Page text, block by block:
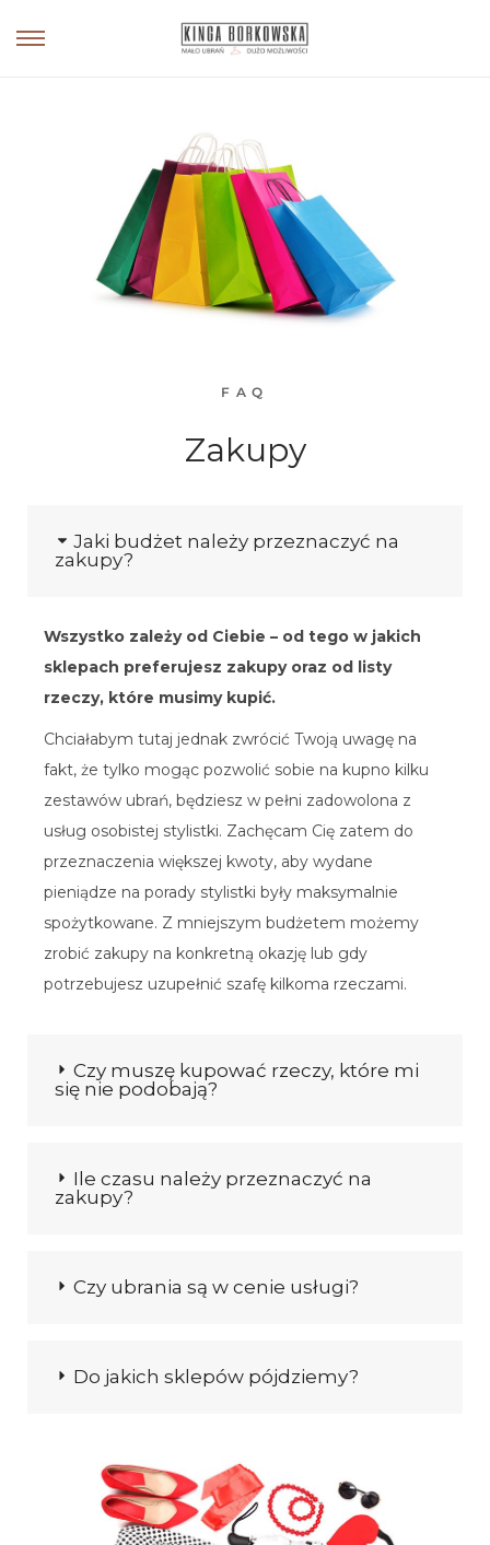
FAQ
Zakupy
Jaki budżet należy przeznaczyć na
zakupy?
Wszystko zależy od Ciebie – od tego w jakich
sklepach preferujesz zakupy oraz od listy
rzeczy, które musimy kupić.
Chciałabym tutaj jednak zwrócić Twoją uwagę na
fakt, że tylko mogąc pozwolić sobie na kupno kilku
zestawów ubrań, będziesz w pełni zadowolona z
usług osobistej stylistki. Zachęcam Cię zatem do
przeznaczenia większej kwoty, aby wydane
pieniądze na porady stylistki były maksymalnie
spożytkowane. Z mniejszym budżetem możemy
zrobić zakupy na konkretną okazję lub gdy
potrzebujesz uzupełnić szafę kilkoma rzeczami.
Czy muszę kupować rzeczy, które mi
się nie podobają?
Ile czasu należy przeznaczyć na
zakupy?
Czy ubrania są w cenie usługi?
Do jakich sklepów pójdziemy?